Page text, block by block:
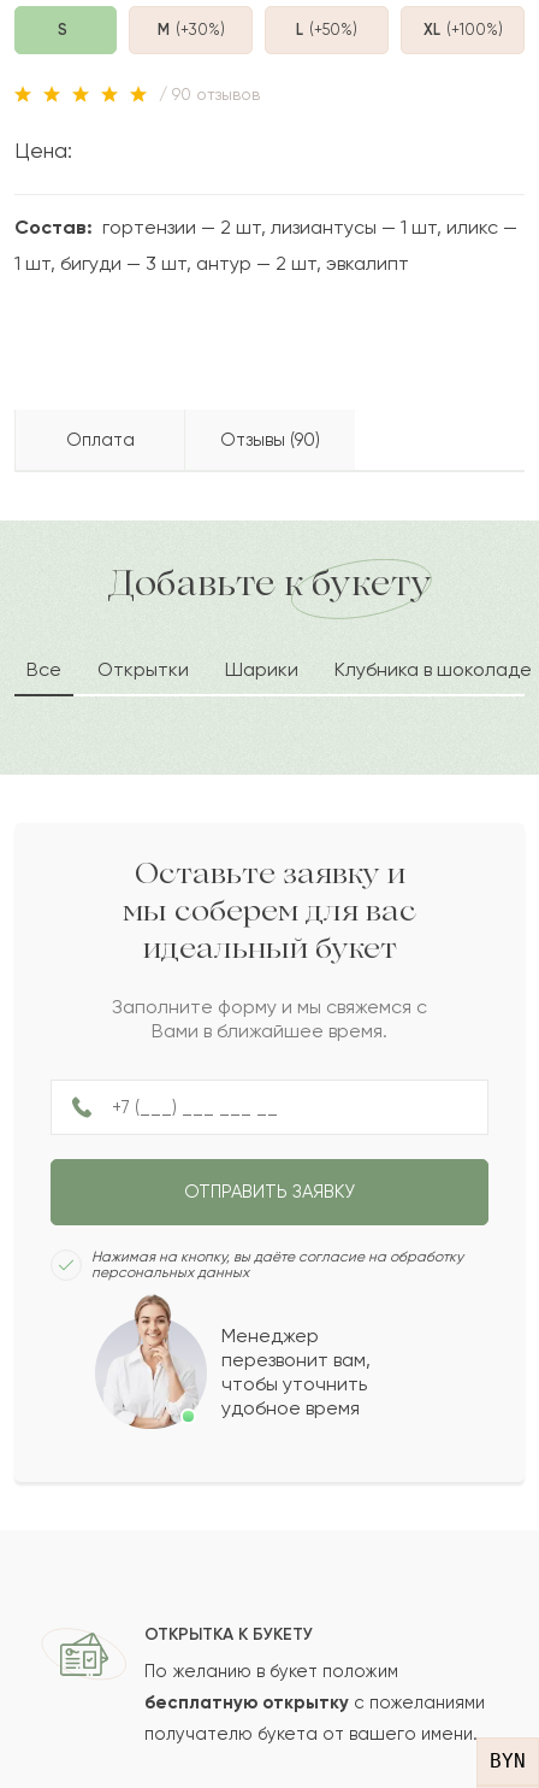
BYN
S M (+30%) L (+50%) XL (+100%)
/ 90 отзывов
Цена:
Состав: гортензии — 2 шт, лизиантусы — 1 шт, иликс —
1 шт, бигуди — 3 шт, антур — 2 шт, эвкалипт
Оплата Отзывы (90)
доставка по городу в течение часа
А 2023-12-03
Абдисалам
2023-11-14
С 2023-11-14
Сания
О 2023-10-12
Омиргуль
2023-09-02
Нэнси
2023-08-24
Жиренше
Гульбараш
Г Гарифолла
Измаил
Показать еще
Ваш e-mail
Добавьте к букету
Все Открытки Шарики Клубника в шоколаде
Оставьте заявку и
мы соберем для вас
идеальный букет
Заполните форму и мы свяжемся с
Вами в ближайшее время.
ОТПРАВИТЬ ЗАЯВКУ
Нажимая на кнопку, вы даёте согласие на обработку
персональных данных
Менеджер
перезвонит вам,
чтобы уточнить
удобное время
ОТКРЫТКА К БУКЕТУ
По желанию в букет положим
бесплатную открытку с пожеланиями
получателю букета от вашего имени.